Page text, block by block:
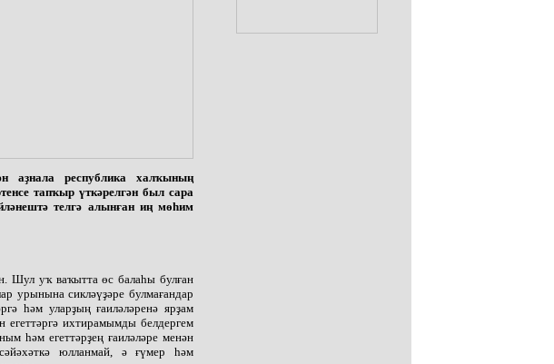
аҙнала республика халҡының
тапҡыр үткәрелгән был сара
телгә алынған иң мөһим
Шул уҡ ваҡытта өс балаһы булған
урынына сикләүҙәре булмағандар
һәм уларҙың ғаиләләренә ярҙам
егеттәргә ихтирамымды белдергем
һәм егеттәрҙең ғаиләләре менән
юлланмай, ә ғүмер һәм